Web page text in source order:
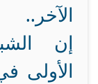
الآخر..
إن
الأولى